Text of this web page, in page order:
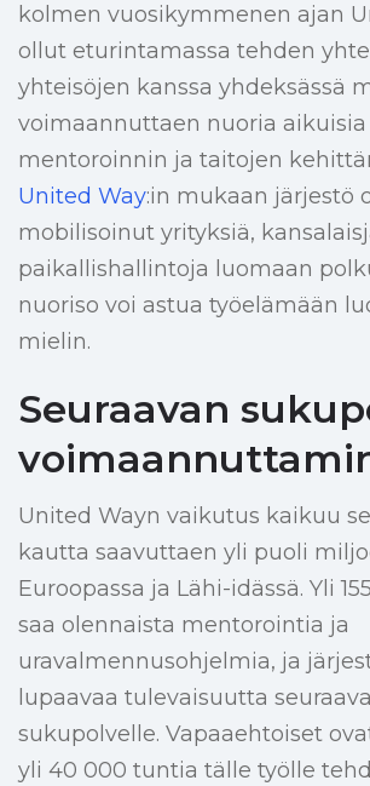
kolmen vuosikymmenen ajan
ollut eturintamassa tehden
yhteisöjen kanssa yhdeksässä
voimaannuttaen nuoria
mentoroinnin ja taitojen
United Way:in mukaan järjestö
mobilisoinut yrityksiä,
paikallishallintoja luomaan
nuoriso voi astua työelämään
mielin.
Seuraavan
United Wayn vaikutus kaikuu
kautta saavuttaen yli puoli
Euroopassa ja Lähi-idässä. Yli
saa olennaista mentorointia ja
uravalmennusohjelmia, ja
lupaavaa tulevaisuutta
sukupolvelle. Vapaaehtoiset
yli 40 000 tuntia tälle työlle